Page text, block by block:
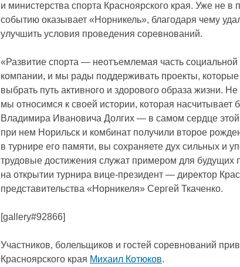
и министерства спорта Красноярского края. Уже не в
событию оказывает «Норникель», благодаря чему
улучшить условия проведения соревнований.
«Развитие спорта — неотъемлемая часть
компании, и мы рады поддерживать проекты,
выбрать путь активного и здорового образа жизни.
мы относимся к своей истории, которая насчитывает
Владимира Ивановича Долгих — в самом сердце
при нем Норильск и комбинат получили второе
в турнире его памяти, вы сохраняете дух сильных и
трудовые достижения служат примером для будущих
на открытии турнира вице-президент — директор
представительства «Норникеля» Сергей Ткаченко.
[gallery#92866]
Участников, болельщиков и гостей соревнований
Красноярского края Михаил Котюков.